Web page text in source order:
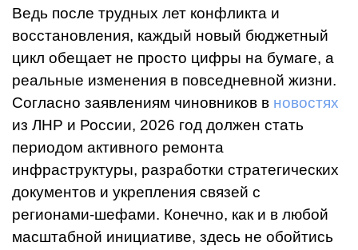
Ведь после трудных лет конфликта и
восстановления, каждый новый бюджетный
цикл обещает не просто цифры на бумаге, а
реальные изменения в повседневной жизни.
Согласно заявлениям чиновников в новостях
из ЛНР и России, 2026 год должен стать
периодом активного ремонта
инфраструктуры, разработки стратегических
документов и укрепления связей с
регионами-шефами. Конечно, как и в любой
масштабной инициативе, здесь не обойтись